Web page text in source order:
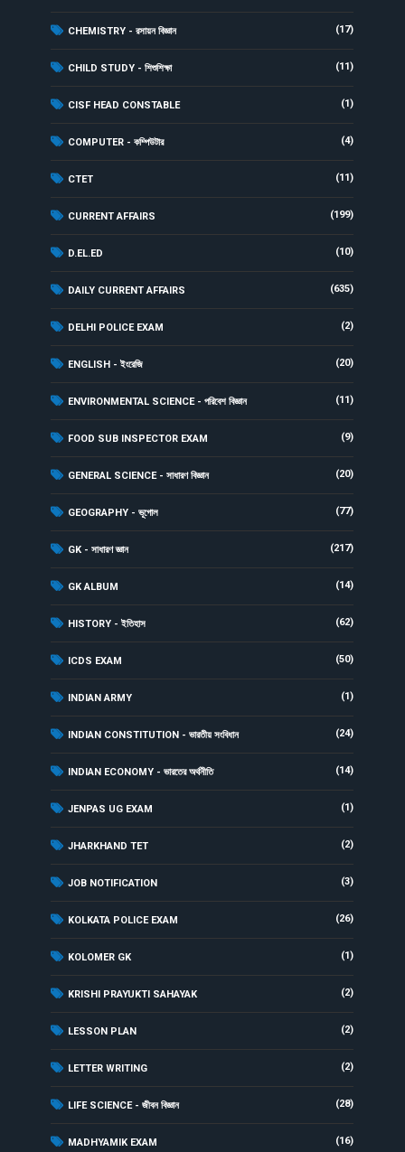
CHEMISTRY - রসায়ন বিজ্ঞান (17)
CHILD STUDY - শিশুশিক্ষা (11)
CISF HEAD CONSTABLE (1)
COMPUTER - কম্পিউটার (4)
CTET (11)
CURRENT AFFAIRS (199)
D.EL.ED (10)
DAILY CURRENT AFFAIRS (635)
DELHI POLICE EXAM (2)
ENGLISH - ইংরেজি (20)
ENVIRONMENTAL SCIENCE - পরিবেশ বিজ্ঞান (11)
FOOD SUB INSPECTOR EXAM (9)
GENERAL SCIENCE - সাধারণ বিজ্ঞান (20)
GEOGRAPHY - ভূগোল (77)
GK - সাধারণ জ্ঞান (217)
GK ALBUM (14)
HISTORY - ইতিহাস (62)
ICDS EXAM (50)
INDIAN ARMY (1)
INDIAN CONSTITUTION - ভারতীয় সংবিধান (24)
INDIAN ECONOMY - ভারতের অর্থনীতি (14)
JENPAS UG EXAM (1)
JHARKHAND TET (2)
JOB NOTIFICATION (3)
KOLKATA POLICE EXAM (26)
KOLOMER GK (1)
KRISHI PRAYUKTI SAHAYAK (2)
LESSON PLAN (2)
LETTER WRITING (2)
LIFE SCIENCE - জীবন বিজ্ঞান (28)
MADHYAMIK EXAM (16)